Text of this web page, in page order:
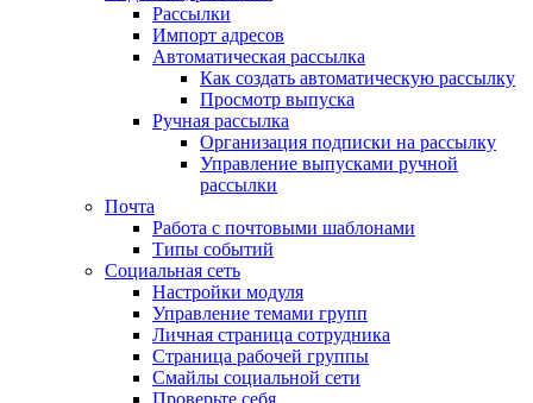
Рассылки
Импорт адресов
Автоматическая рассылка
Как создать автоматическую рассылку
Просмотр выпуска
Ручная рассылка
Организация подписки на рассылку
Управление выпусками ручной
рассылки
Почта
Работа с почтовыми шаблонами
Типы событий
Социальная сеть
Настройки модуля
Управление темами групп
Личная страница сотрудника
Страница рабочей группы
Смайлы социальной сети
Проверьте себя